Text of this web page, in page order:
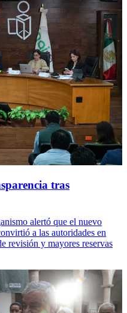
tras
alertó que el nuevo
a las autoridades en
revisión y mayores reservas